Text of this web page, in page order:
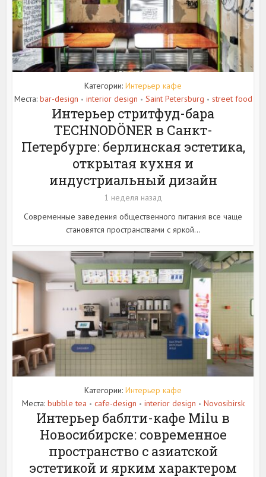
Категории: Интерьер кафе
Места: bar-design • interior design • Saint Petersburg • street food
Интерьер стритфуд-бара
TECHNODÖNER в Санкт-
Петербурге: берлинская эстетика,
открытая кухня и
индустриальный дизайн
1 неделя назад
Современные заведения общественного питания все чаще
становятся пространствами с яркой...
Категории: Интерьер кафе
Места: bubble tea • cafe-design • interior design • Novosibirsk
Интерьер баблти-кафе Milu в
Новосибирске: современное
пространство с азиатской
эстетикой и ярким характером